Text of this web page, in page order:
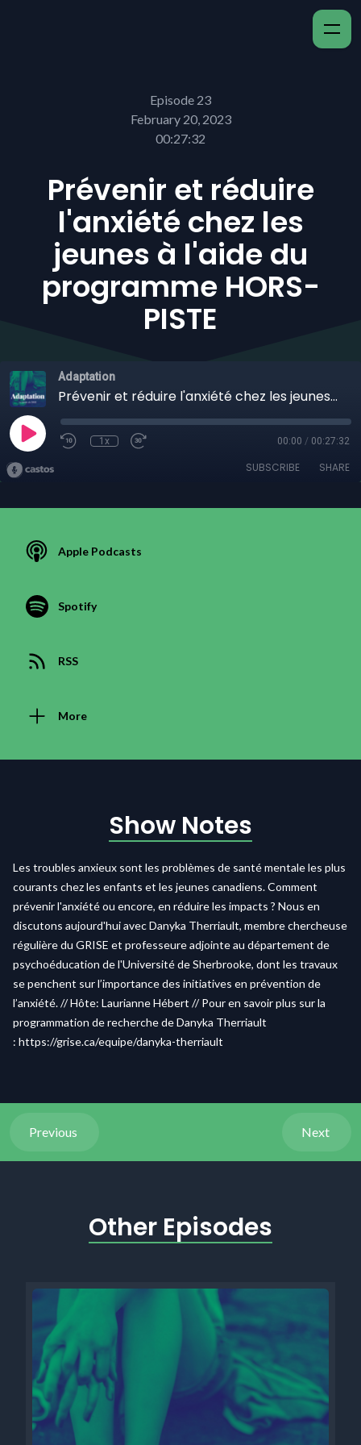
Episode 23
February 20, 2023
00:27:32
Prévenir et réduire
l'anxiété chez les
jeunes à l'aide du
programme HORS-
PISTE
Adaptation
Prévenir et réduire l'anxiété chez les jeunes à l'aide du programme HORS-PISTE
1x 00:00 / 00:27:32
SUBSCRIBE SHARE
Apple Podcasts
Spotify
RSS
More
Show Notes
Les troubles anxieux sont les problèmes de santé mentale les plus
courants chez les enfants et les jeunes canadiens. Comment
prévenir l'anxiété ou encore, en réduire les impacts ? Nous en
discutons aujourd'hui avec Danyka Therriault, membre chercheuse
régulière du GRISE et professeure adjointe au département de
psychoéducation de l'Université de Sherbrooke, dont les travaux
se penchent surl’importance des initiatives en prévention de
l’anxiété. // Hôte: Laurianne Hébert // Pour en savoir plus sur la
programmation de recherche de Danyka Therriault
: https://grise.ca/equipe/danyka-therriault
Previous Next
Other Episodes